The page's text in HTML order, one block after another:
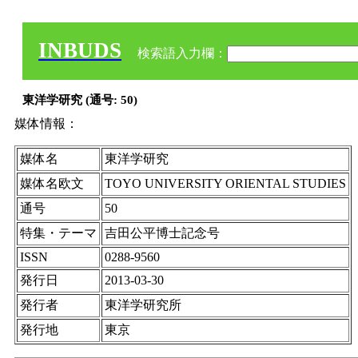
INBUDS 検索語入力欄：
東洋学研究 (通号: 50)
媒体情報：
媒体名
東洋学研究
媒体名欧文
TOYO UNIVERSITY ORIENTAL STUDIES
通号
50
特集・テーマ
吉田公平博士記念号
ISSN
0288-9560
発行日
2013-03-30
発行者
東洋学研究所
発行地
東京